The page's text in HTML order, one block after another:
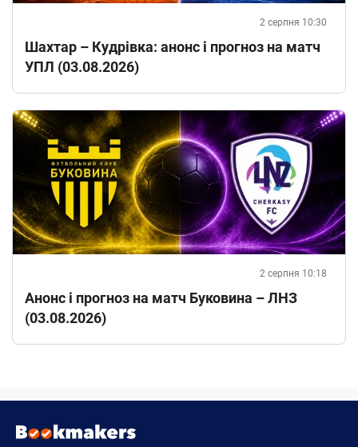
2 серпня 10:30
Шахтар – Кудрівка: анонс і прогноз на матч
УПЛ (03.08.2026)
2 серпня 10:18
Анонс і прогноз на матч Буковина – ЛНЗ
(03.08.2026)